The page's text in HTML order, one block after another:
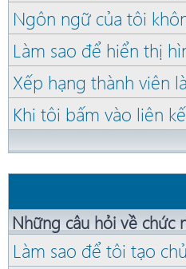
Ngôn ngữ của tôi
Làm sao để hiển thị
Xếp hạng thành viên
Khi tôi bấm vào liên
Những câu hỏi về chức
Làm sao để tôi tạo